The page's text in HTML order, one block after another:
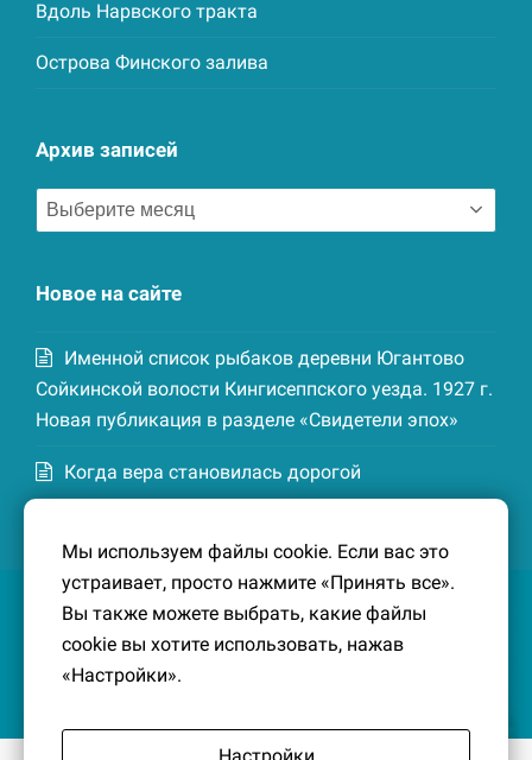
Вдоль Нарвского тракта
Острова Финского залива
Архив записей
Архив
записей
Новое на сайте
Именной список рыбаков деревни Югантово
Сойкинской волости Кингисеппского уезда. 1927 г.
Новая публикация в разделе «Свидетели эпох»
Когда вера становилась дорогой
Котельской волости Кингисеппского уезда. 1926-
27 гг. Новая публикация в разделе «Свидетели
эпох»
Мы используем файлы cookie. Если вас это
устраивает, просто нажмите «Принять все».
Вы также можете выбрать, какие файлы
cookie вы хотите использовать, нажав
«Настройки».